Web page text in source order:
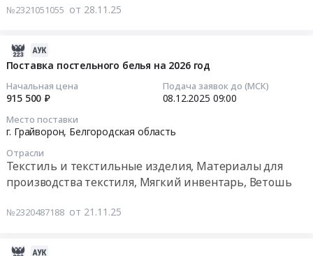
№2321051055 от 28.11.25
Поставка постельного белья на 2026 год
Начальная цена
915 500 ₽
Подача заявок до (МСК)
08.12.2025 09:00
Место поставки
г. Грайворон, Белгородская область
Отрасли
Текстиль и текстильные изделия, Материалы для
производства текстиля, Мягкий инвентарь, Ветошь
№2320487188 от 21.11.25